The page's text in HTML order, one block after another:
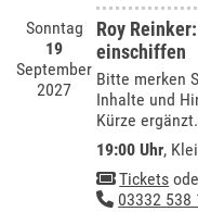
Sonntag
19
September
2027
Roy
einschiffen
Bitte merken
Inhalte und
Kürze ergänzt.
19:00 Uhr,
Tickets
03332 538